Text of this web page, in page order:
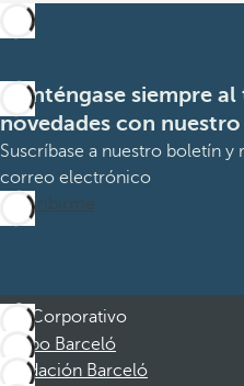
Manténgase siempre
novedades con
Suscríbase a nuestro boletín y
correo electrónico
Suscribirme
Corporativo
Grupo Barceló
Fundación Barceló